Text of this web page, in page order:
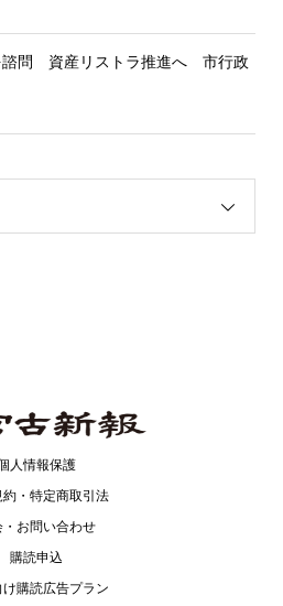
諮問 資産リストラ推進へ 市行政
人情報保護
約・特定商取引法
・お問い合わせ
購読申込
け購読広告プラン